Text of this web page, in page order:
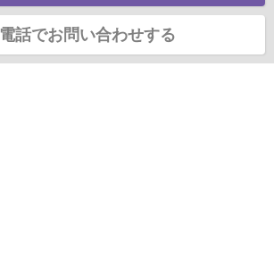
電話でお問い合わせする